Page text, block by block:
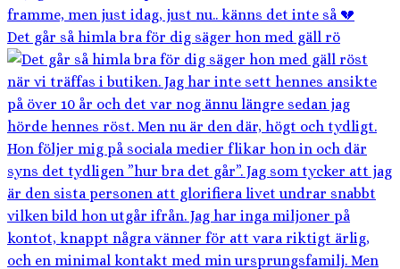
Det går så himla bra för dig säger hon med gäll rö